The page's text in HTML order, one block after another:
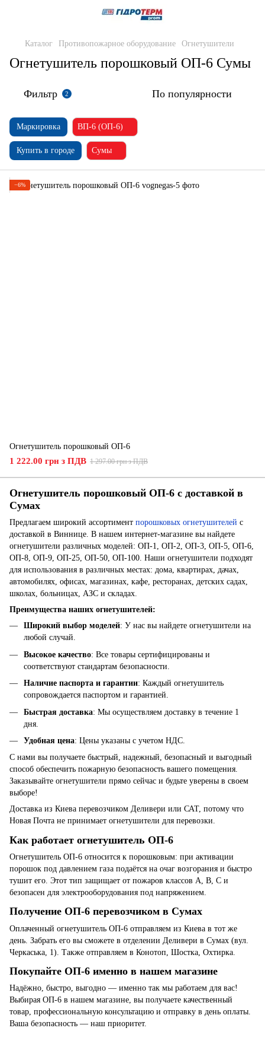
Каталог Противопожарное оборудование Огнетушители
Огнетушитель порошковый ОП-6 Сумы
Фильтр 2 По популярности
Маркировка ВП-6 (ОП-6)
Купить в городе Сумы
−6%
Огнетушитель порошковый ОП-6
1 222.00 грн з ПДВ 1 297.00 грн з ПДВ
Огнетушитель порошковый ОП-6 с доставкой в
Сумах
Предлагаем широкий ассортимент порошковых огнетушителей с
доставкой в Виннице. В нашем интернет-магазине вы найдете
огнетушители различных моделей: ОП-1, ОП-2, ОП-3, ОП-5, ОП-6,
ОП-8, ОП-9, ОП-25, ОП-50, ОП-100. Наши огнетушители подходят
для использования в различных местах: дома, квартирах, дачах,
автомобилях, офисах, магазинах, кафе, ресторанах, детских садах,
школах, больницах, АЗС и складах.
Преимущества наших огнетушителей:
Широкий выбор моделей: У нас вы найдете огнетушители на
любой случай.
Высокое качество: Все товары сертифицированы и
соответствуют стандартам безопасности.
Наличие паспорта и гарантии: Каждый огнетушитель
сопровождается паспортом и гарантией.
Быстрая доставка: Мы осуществляем доставку в течение 1
дня.
Удобная цена: Цены указаны с учетом НДС.
С нами вы получаете быстрый, надежный, безопасный и выгодный
способ обеспечить пожарную безопасность вашего помещения.
Заказывайте огнетушители прямо сейчас и будьте уверены в своем
выборе!
Доставка из Киева перевозчиком Деливери или САТ, потому что
Новая Почта не принимает огнетушители для перевозки.
Как работает огнетушитель ОП-6
Огнетушитель ОП-6 относится к порошковым: при активации
порошок под давлением газа подаётся на очаг возгорания и быстро
тушит его. Этот тип защищает от пожаров классов A, B, C и
безопасен для электрооборудования под напряжением.
Получение ОП-6 перевозчиком в Сумах
Оплаченный огнетушитель ОП-6 отправляем из Киева в тот же
день. Забрать его вы сможете в отделении Деливери в Сумах (вул.
Черкаська, 1). Также отправляем в Конотоп, Шостка, Охтирка.
Покупайте ОП-6 именно в нашем магазине
Надёжно, быстро, выгодно — именно так мы работаем для вас!
Выбирая ОП-6 в нашем магазине, вы получаете качественный
товар, профессиональную консультацию и отправку в день оплаты.
Ваша безопасность — наш приоритет.